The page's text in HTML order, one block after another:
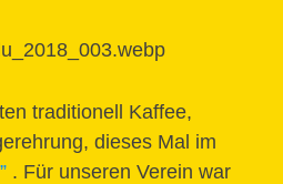
traditionell Kaffee,
dieses Mal im
. Für unseren Verein war